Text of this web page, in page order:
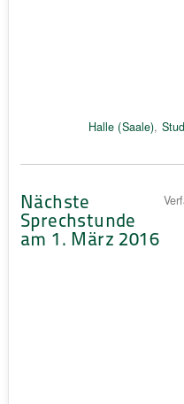
Halle (Saale),
Nächste
Sprechstunde
am 1. März 2016